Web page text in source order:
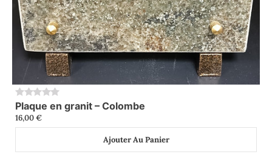
0
Plaque en granit – Colombe
16,00€
Ajouter Au Panier